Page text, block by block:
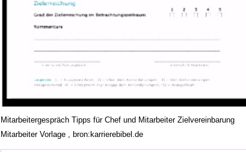
Mitarbeitergespräch Tipps für Chef und Mitarbeiter Zielvereinbarung
Mitarbeiter Vorlage , bron:karrierebibel.de